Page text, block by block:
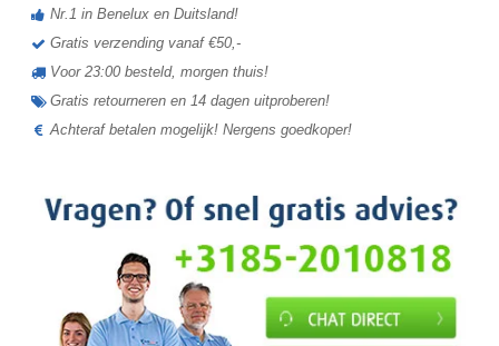
Nr.1 in Benelux en Duitsland!
Gratis verzending vanaf €50,-
Voor 23:00 besteld, morgen thuis!
Gratis retourneren en 14 dagen uitproberen!
Achteraf betalen mogelijk! Nergens goedkoper!